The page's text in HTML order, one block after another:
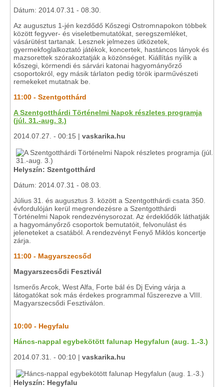
Dátum: 2014.07.31 - 08.30.
Az augusztus 1-jén kezdődő Kőszegi Ostromnapokon többek
között fegyver- és viseletbemutatókat, seregszemléket,
vásárütést tartanak. Lesznek jelmezes ütközetek,
gyermekfoglalkoztató játékok, koncertek, hastáncos lányok és
mazsorettek szórakoztatják a közönséget. Kiállítás nyílik a
kőszegi, körmendi és sárvári katonai hagyományőrző
csoportokról, egy másik tárlaton pedig török iparművészeti
remekeket mutatnak be.
11:00 - Szentgotthárd
A Szentgotthárdi Történelmi Napok részletes programja
(júl. 31.-aug. 3.)
2014.07.27. - 00:15 | vaskarika.hu
Helyszín: Szentgotthárd
Dátum: 2014.07.31 - 08.03.
Július 31. és augusztus 3. között a Szentgotthárdi csata 350.
évfordulóján kerül megrendezésre a Szentgotthárdi
Történelmi Napok rendezvénysorozat. Az érdeklődők láthatják
a hagyományőrző csoportok bemutatóit, felvonulást és
jeleneteket a csatából. A rendezvényt Fenyő Miklós koncertje
zárja.
11:00 - Magyarszecsőd
Magyarszecsődi Fesztivál
Ismerős Arcok, West Alfa, Forte bál és Dj Eving várja a
látogatókat sok más érdekes programmal fűszerezve a VIII.
Magyarszecsődi Fesztiválon.
10:00 - Hegyfalu
Háncs-nappal egybekötött falunap Hegyfalun (aug. 1.-3.)
2014.07.31. - 00:10 | vaskarika.hu
Helyszín: Hegyfalu